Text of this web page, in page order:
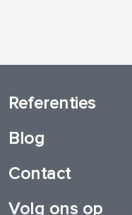
Referenties
Blog
Contact
Volg ons op